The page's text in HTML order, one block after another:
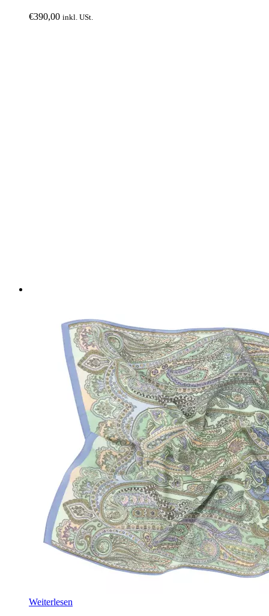
€390,00 inkl. USt.
Weiterlesen